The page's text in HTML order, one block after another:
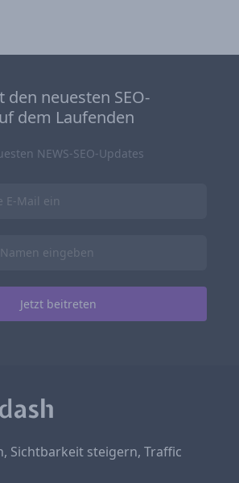
den neuesten SEO-
dem Laufenden
NEWS-SEO-Updates
Sichtbarkeit steigern, Traffic